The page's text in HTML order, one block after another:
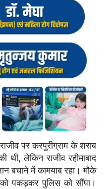
पर करपुरीग्राम के शराब
थी, लेकिन राजीव रहीमाबाद
बचाने में कामयाब रहा। मौके
पकड़कर पुलिस को सौंपा।